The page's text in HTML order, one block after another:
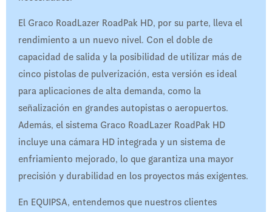
El Graco RoadLazer RoadPak HD, por su parte, lleva el
rendimiento a un nuevo nivel. Con el doble de
capacidad de salida y la posibilidad de utilizar más de
cinco pistolas de pulverización, esta versión es ideal
para aplicaciones de alta demanda, como la
señalización en grandes autopistas o aeropuertos.
Además, el sistema Graco RoadLazer RoadPak HD
incluye una cámara HD integrada y un sistema de
enfriamiento mejorado, lo que garantiza una mayor
precisión y durabilidad en los proyectos más exigentes.
En EQUIPSA, entendemos que nuestros clientes